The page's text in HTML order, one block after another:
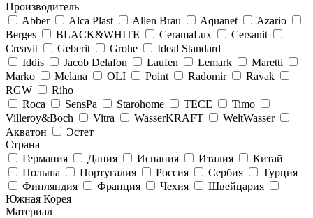
Производитель
Abber
Alca Plast Allen Brau Aquanet
Azario
Berges
BLACK&WHITE CeramaLux
Cersanit
Creavit
Geberit Grohe
Ideal Standard
Iddis
Jacob Delafon Laufen Lemark
Maretti
Marko
Melana OLI Point Radomir
Ravak
RGW
Riho
Roca
SensPa Starohome TECE
Timo
Villeroy&Boсh
Vitra WasserKRAFT
WeltWasser
Акватон
Эстет
Страна
Германия
Дания Испания Италия
Китай
Польша
Португалия Россия Сербия
Турция
Финляндия
Франция Чехия
Швейцария
Южная Корея
Материал